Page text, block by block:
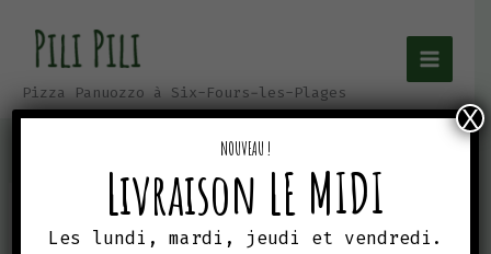
contenu
Pizza Panuozzo à Six-Fours-les-Plages
NOUVEAU !
Livraison LE MIDI
Les lundi, mardi, jeudi et vendredi.
X